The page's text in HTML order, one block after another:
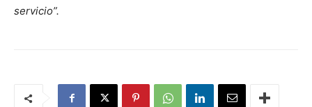
servicio”.